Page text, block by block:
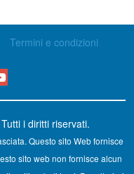
Termini e condizioni
i diritti riservati.
Questo sito Web fornisce
sito web non fornisce alcun